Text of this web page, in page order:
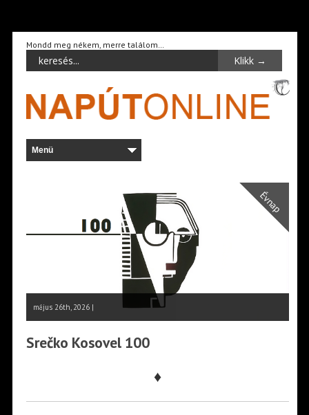
Mondd meg nékem, merre találom…
Évnap
május 26th, 2026 |
Srečko Kosovel 100
♦